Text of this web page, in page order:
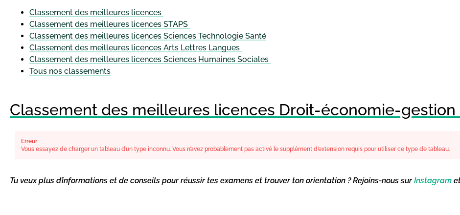
Classement des meilleures licences
Classement des meilleures licences STAPS
Classement des meilleures licences Sciences Technologie Santé
Classement des meilleures licences Arts Lettres Langues
Classement des meilleures licences Sciences Humaines Sociales
Tous nos classements
Classement des meilleures licences Droit-économie-gestion
Erreur
Vous essayez de charger un tableau d’un type inconnu. Vous n’avez probablement pas activé le supplément d’extension requis pour utiliser ce type de tableau.
Tu veux plus d’informations et de conseils pour réussir tes examens et trouver ton orientation ? Rejoins-nous surInstagram